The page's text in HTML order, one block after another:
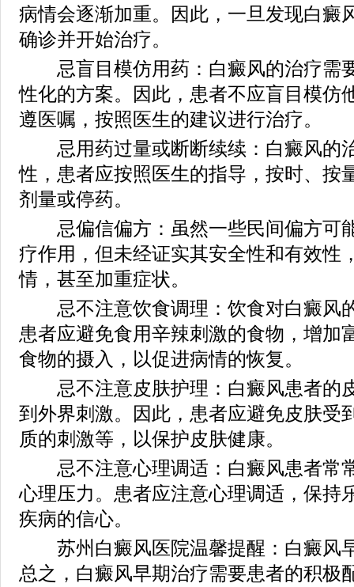
病情会逐渐加重。因此，一旦发现白癜
确诊并开始治疗。
忌盲目模仿用药：白癜风的治疗需
性化的方案。因此，患者不应盲目模仿
遵医嘱，按照医生的建议进行治疗。
忌用药过量或断断续续：白癜风的
性，患者应按照医生的指导，按时、按
剂量或停药。
忌偏信偏方：虽然一些民间偏方可
疗作用，但未经证实其安全性和有效性
情，甚至加重症状。
忌不注意饮食调理：饮食对白癜风
患者应避免食用辛辣刺激的食物，增加
食物的摄入，以促进病情的恢复。
忌不注意皮肤护理：白癜风患者的
到外界刺激。因此，患者应避免皮肤受
质的刺激等，以保护皮肤健康。
忌不注意心理调适：白癜风患者常
心理压力。患者应注意心理调适，保持
疾病的信心。
苏州白癜风医院温馨提醒：白癜风
总之，白癜风早期治疗需要患者的积极